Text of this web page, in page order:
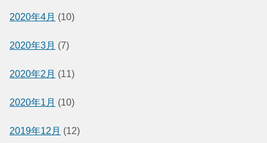
2020年4月 (10)
2020年3月 (7)
2020年2月 (11)
2020年1月 (10)
2019年12月 (12)